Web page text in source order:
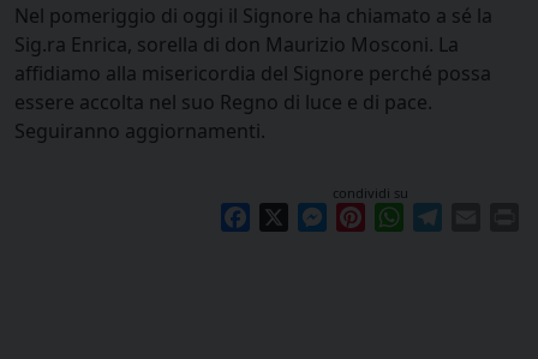
Nel pomeriggio di oggi il Signore ha chiamato a sé la
Sig.ra Enrica, sorella di don Maurizio Mosconi. La
affidiamo alla misericordia del Signore perché possa
essere accolta nel suo Regno di luce e di pace.
Seguiranno aggiornamenti.
condividi su
Facebook Messenger
PinterestWhatsApp